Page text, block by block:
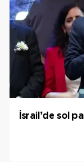
İsrail’de sol